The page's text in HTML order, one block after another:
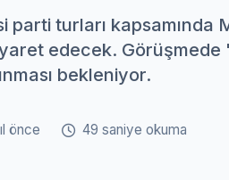
parti turları kapsamında
edecek.
bekleniyor.
önce 49 saniye okuma